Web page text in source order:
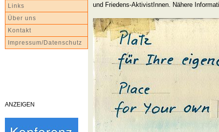
Links
Über uns
Kontakt
Impressum/Datenschutz
ANZEIGEN
und Friedens-AktivistInnen. Nähere